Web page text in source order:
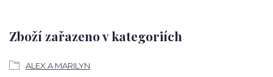
Zboží zařazeno v kategoriích
ALEX A MARILYN